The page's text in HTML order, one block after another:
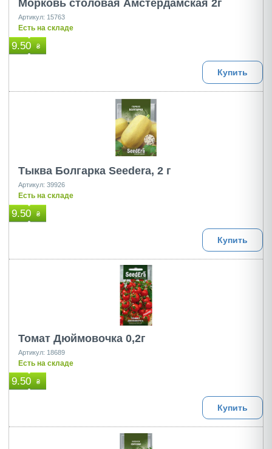
Морковь столовая Амстердамская 2г
Артикул: 15763
Есть на складе
9.50 ₴
Купить
Тыква Болгарка Seedera, 2 г
Артикул: 39926
Есть на складе
9.50 ₴
Купить
Томат Дюймовочка 0,2г
Артикул: 18689
Есть на складе
9.50 ₴
Купить